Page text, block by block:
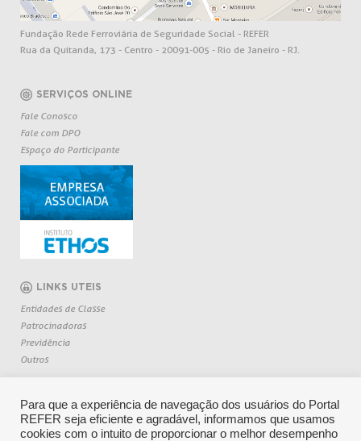
Fundação Rede Ferroviária de Seguridade Social - REFER
Rua da Quitanda, 173 - Centro - 20091-005 - Rio de Janeiro - RJ.
SERVIÇOS ONLINE
Fale Conosco
Fale com DPO
Espaço do Participante
LINKS UTEIS
Entidades de Classe
Patrocinadoras
Previdência
Outros
Para que a experiência de navegação dos usuários do Portal
REFER seja eficiente e agradável, informamos que usamos
cookies com o intuito de proporcionar o melhor desempenho